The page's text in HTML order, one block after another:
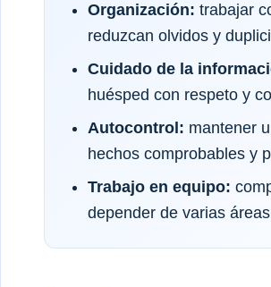
Organización: trabajar
reduzcan olvidos y
Cuidado de la
huésped con respeto y
Autocontrol: mantener
hechos comprobables y
Trabajo en equipo:
depender de varias